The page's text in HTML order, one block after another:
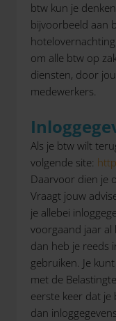
btw kun je
bijvoorbeeld aan
om alle btw op
diensten, door
medewerkers.
Als je btw wilt
volgende site:
Daarvoor dien je
Vraagt jouw
je allebei
voorgaand jaar al
dan heb je reeds
gebruiken. Je
met de
eerste keer dat je
dan